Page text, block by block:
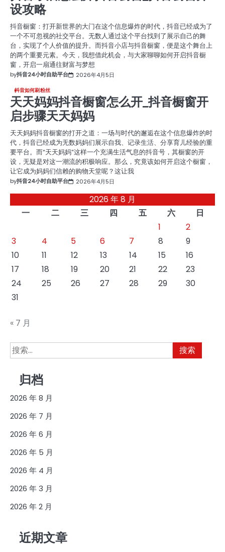
设攻略
抖音橱窗：打开新世界的大门在这个信息爆炸的时代，抖音已经成为了
一个不可忽视的社交平台。无数人通过这个平台找到了展示自己的舞
台，实现了个人价值的提升。而抖音小店与抖音橱窗，便是这个舞台上
的两个重要元素。今天，我想借此机会，与大家聊聊如何开启抖音橱
窗，开启一扇通往财富与梦想
by抖音24小时自助平台 2026年4月5日
抖音如何刷粉丝
天天妈妈抖音橱窗怎么开_抖音橱窗开
启步骤天天妈妈
天天妈妈抖音橱窗的打开之道：一场与时代的邂逅在这个信息爆炸的时
代，抖音已经成为无数妈妈们展示自我、记录生活、分享育儿经验的重
要平台。而“天天妈妈”这样一个充满生活气息的抖音号，其橱窗的开
设，无疑是对这一潮流的积极响应。那么，究竟该如何开启这个橱窗，
让它成为妈妈们信赖的购物天堂呢？这让我
by抖音24小时自助平台 2026年4月5日
2026 年 8 月
一
二 三 四 五 六
日
1
2
3
4 5 6 7 8
9
10
11 12 13 14 15
16
17
18 19 20 21 22
23
24
25 26 27 28 29
30
31
« 7 月
搜
索：
归档
2026 年 8 月
2026 年 7 月
2026 年 6 月
2026 年 5 月
2026 年 4 月
2026 年 3 月
2026 年 2 月
近期文章